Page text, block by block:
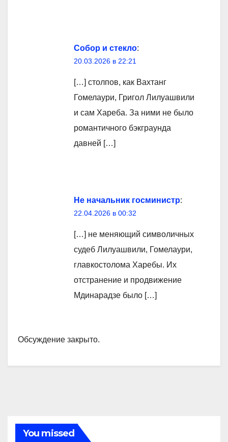
Собор и стекло:
20.03.2026 в 22:21
[…] столпов, как Вахтанг
Гомелаури, Григол Лилуашвили
и сам Хареба. За ними не было
романтичного бэкграунда
давней […]
Не начальник госминистр:
22.04.2026 в 00:32
[…] не меняющий символичных
судеб Лилуашвили, Гомелаури,
главкостолома Харебы. Их
отстранение и продвижение
Мдинарадзе было […]
Обсуждение закрыто.
You missed